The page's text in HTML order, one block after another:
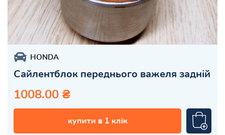
HONDA
Сайлентблок переднього важеля задній
1008.00 ₴
купити в 1 клік